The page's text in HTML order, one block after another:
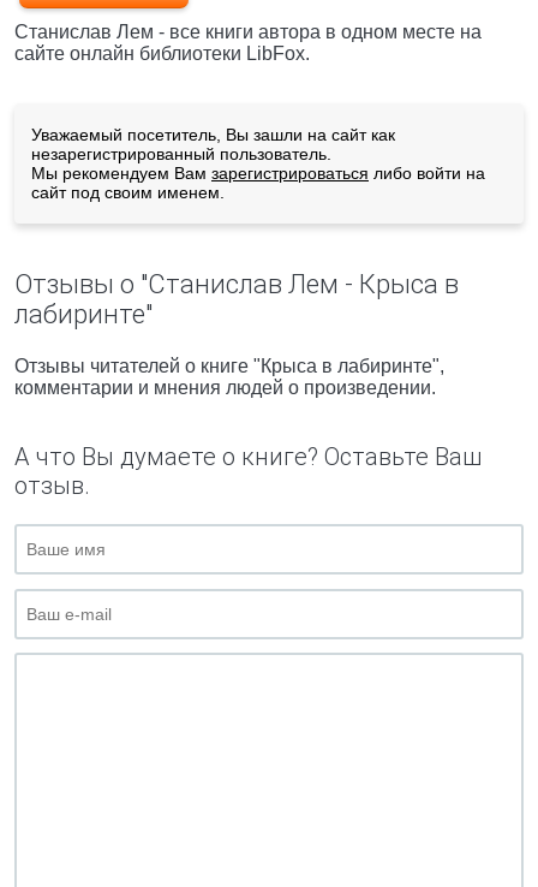
Станислав Лем - все книги автора в одном месте на
сайте онлайн библиотеки LibFox.
Уважаемый посетитель, Вы зашли на сайт как
незарегистрированный пользователь.
Мы рекомендуем Вам зарегистрироваться либо войти на
сайт под своим именем.
Отзывы о "Станислав Лем - Крыса в
лабиринте"
Отзывы читателей о книге "Крыса в лабиринте",
комментарии и мнения людей о произведении.
А что Вы думаете о книге? Оставьте Ваш
отзыв.